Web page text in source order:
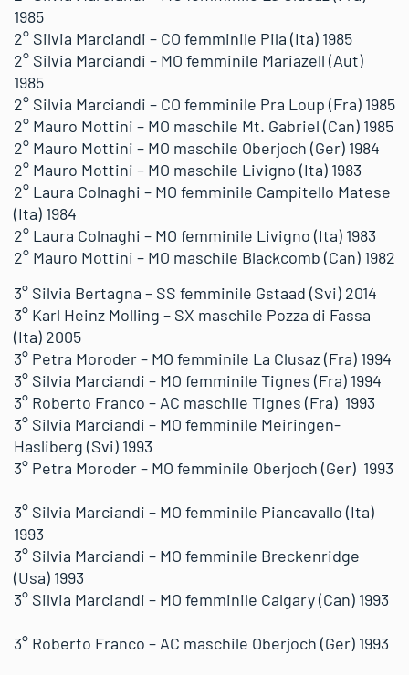
1985
2° Silvia Marciandi – CO femminile Pila (Ita) 1985
2° Silvia Marciandi – MO femminile Mariazell (Aut)
1985
2° Silvia Marciandi – CO femminile Pra Loup (Fra) 1985
2° Mauro Mottini – MO maschile Mt. Gabriel (Can) 1985
2° Mauro Mottini – MO maschile Oberjoch (Ger) 1984
2° Mauro Mottini – MO maschile Livigno (Ita) 1983
2° Laura Colnaghi – MO femminile Campitello Matese
(Ita) 1984
2° Laura Colnaghi – MO femminile Livigno (Ita) 1983
2° Mauro Mottini – MO maschile Blackcomb (Can) 1982
3° Silvia Bertagna – SS femminile Gstaad (Svi) 2014
3° Karl Heinz Molling – SX maschile Pozza di Fassa
(Ita) 2005
3° Petra Moroder – MO femminile La Clusaz (Fra) 1994
3° Silvia Marciandi – MO femminile Tignes (Fra) 1994
3° Roberto Franco – AC maschile Tignes (Fra) 1993
3° Silvia Marciandi – MO femminile Meiringen-
Hasliberg (Svi) 1993
3° Petra Moroder – MO femminile Oberjoch (Ger) 1993
3° Silvia Marciandi – MO femminile Piancavallo (Ita)
1993
3° Silvia Marciandi – MO femminile Breckenridge
(Usa) 1993
3° Silvia Marciandi – MO femminile Calgary (Can) 1993
3° Roberto Franco – AC maschile Oberjoch (Ger) 1993